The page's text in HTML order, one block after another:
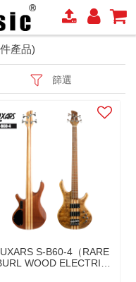
產品)
篩選
S-B60-4（RARE
WOOD ELECTRIC